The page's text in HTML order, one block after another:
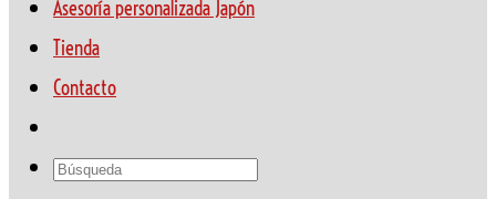
Asesoría personalizada Japón
Tienda
Contacto